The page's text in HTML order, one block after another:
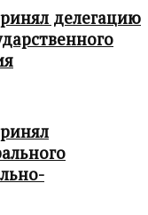
делегацию